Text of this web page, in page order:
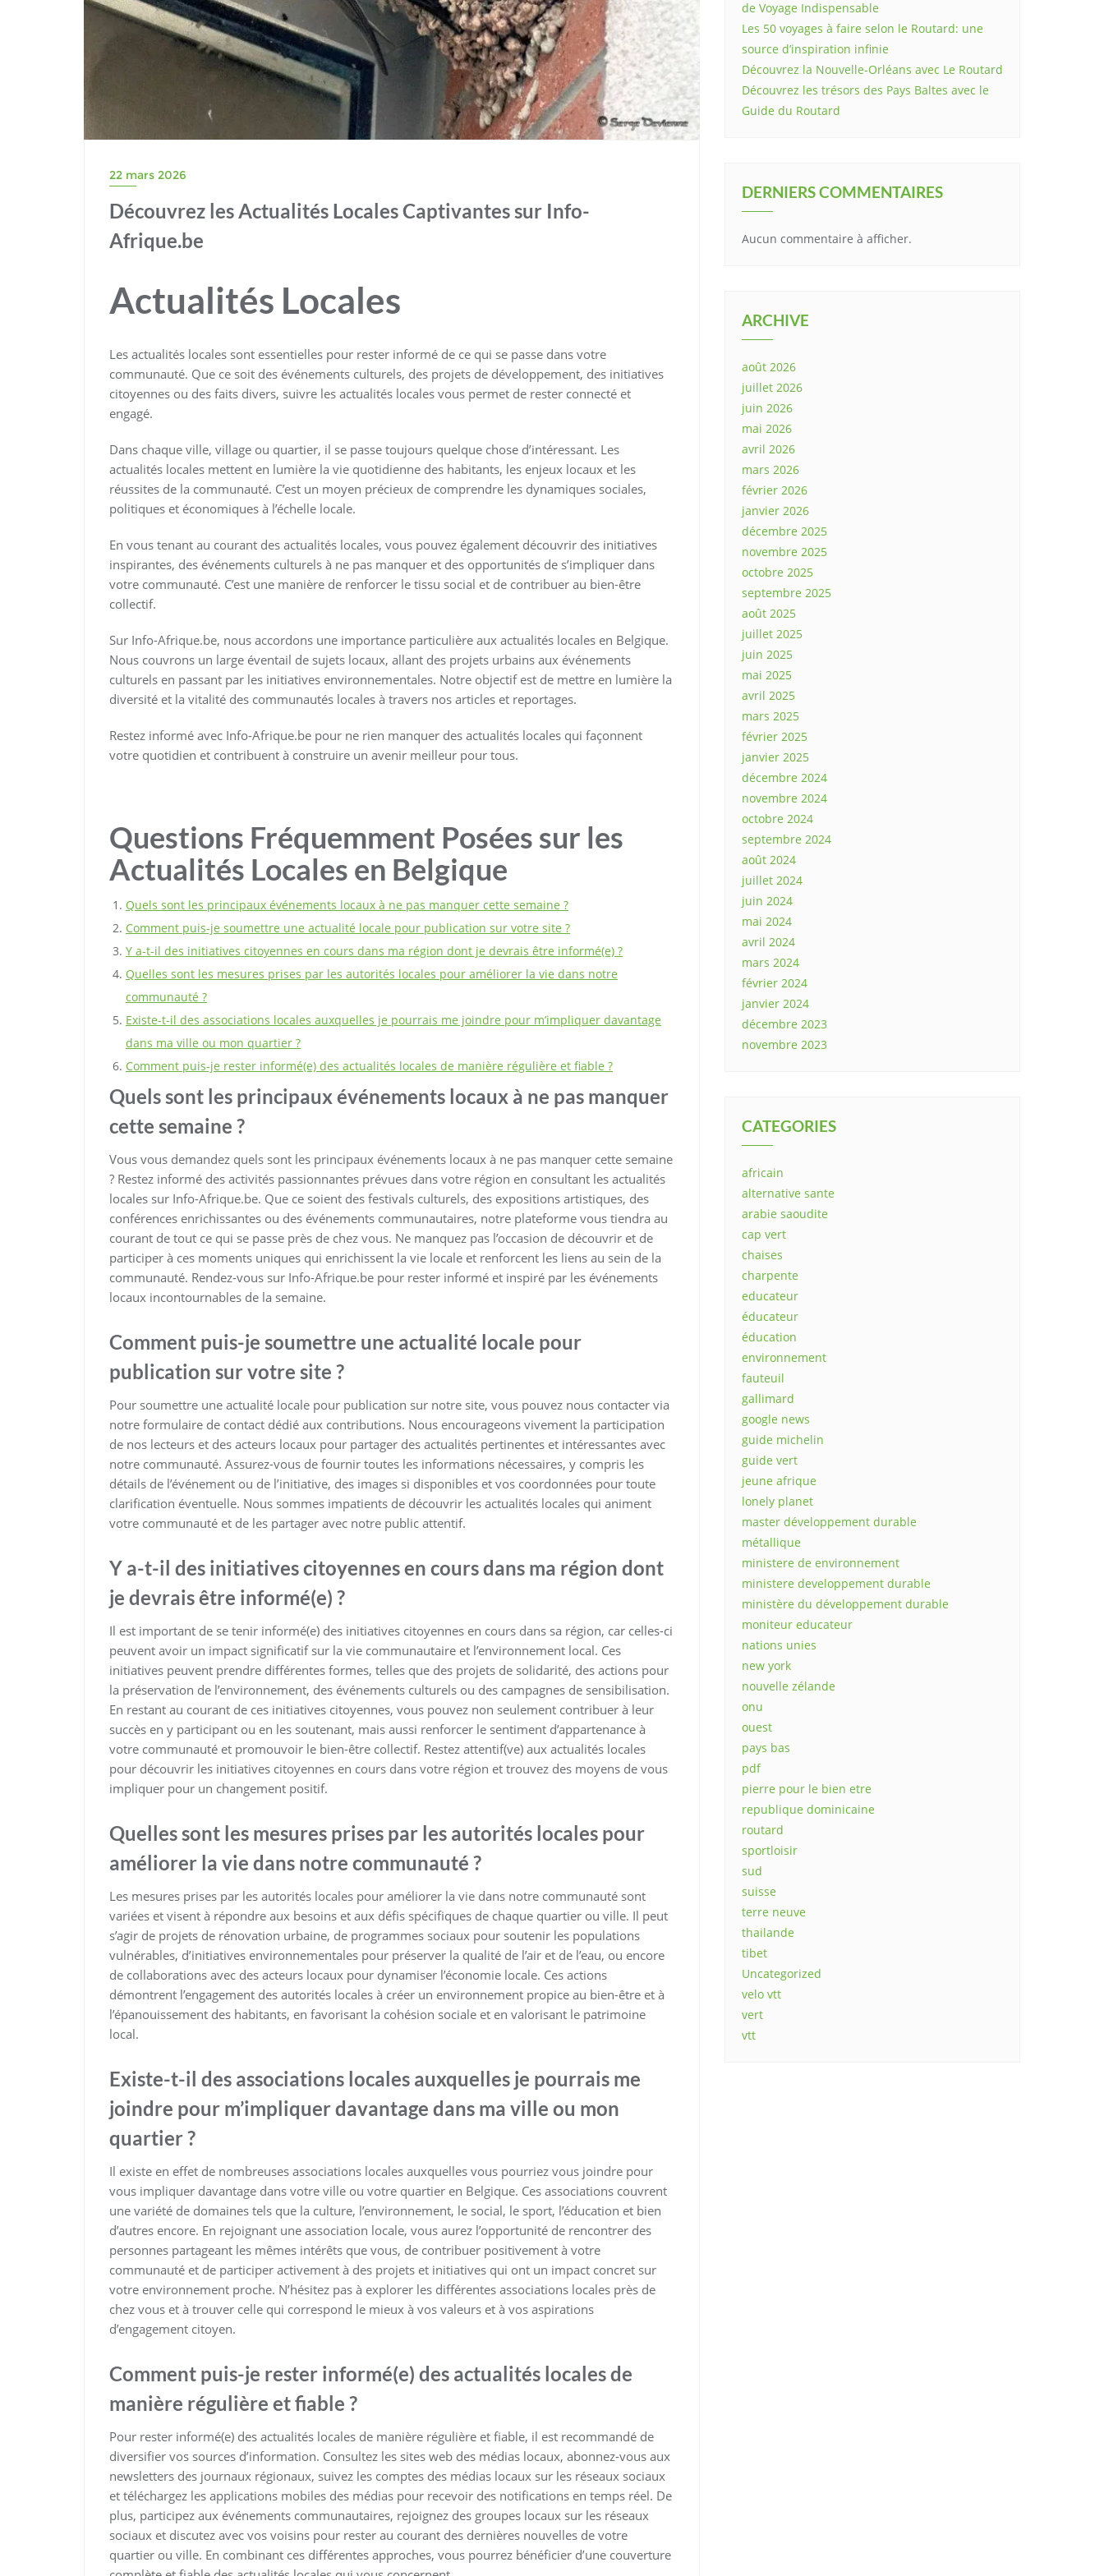
22 mars 2026
Découvrez les Actualités Locales Captivantes sur Info-
Afrique.be
Actualités Locales
Les actualités locales sont essentielles pour rester informé de ce qui se passe dans votre
communauté. Que ce soit des événements culturels, des projets de développement, des initiatives
citoyennes ou des faits divers, suivre les actualités locales vous permet de rester connecté et
engagé.
Dans chaque ville, village ou quartier, il se passe toujours quelque chose d’intéressant. Les
actualités locales mettent en lumière la vie quotidienne des habitants, les enjeux locaux et les
réussites de la communauté. C’est un moyen précieux de comprendre les dynamiques sociales,
politiques et économiques à l’échelle locale.
En vous tenant au courant des actualités locales, vous pouvez également découvrir des initiatives
inspirantes, des événements culturels à ne pas manquer et des opportunités de s’impliquer dans
votre communauté. C’est une manière de renforcer le tissu social et de contribuer au bien-être
collectif.
Sur Info-Afrique.be, nous accordons une importance particulière aux actualités locales en Belgique.
Nous couvrons un large éventail de sujets locaux, allant des projets urbains aux événements
culturels en passant par les initiatives environnementales. Notre objectif est de mettre en lumière la
diversité et la vitalité des communautés locales à travers nos articles et reportages.
Restez informé avec Info-Afrique.be pour ne rien manquer des actualités locales qui façonnent
votre quotidien et contribuent à construire un avenir meilleur pour tous.
Questions Fréquemment Posées sur les
Actualités Locales en Belgique
Quels sont les principaux événements locaux à ne pas manquer cette semaine ?
Comment puis-je soumettre une actualité locale pour publication sur votre site ?
Y a-t-il des initiatives citoyennes en cours dans ma région dont je devrais être informé(e) ?
Quelles sont les mesures prises par les autorités locales pour améliorer la vie dans notre
communauté ?
Existe-t-il des associations locales auxquelles je pourrais me joindre pour m’impliquer davantage
dans ma ville ou mon quartier ?
Comment puis-je rester informé(e) des actualités locales de manière régulière et fiable ?
Quels sont les principaux événements locaux à ne pas manquer
cette semaine ?
Vous vous demandez quels sont les principaux événements locaux à ne pas manquer cette semaine
? Restez informé des activités passionnantes prévues dans votre région en consultant les actualités
locales sur Info-Afrique.be. Que ce soient des festivals culturels, des expositions artistiques, des
conférences enrichissantes ou des événements communautaires, notre plateforme vous tiendra au
courant de tout ce qui se passe près de chez vous. Ne manquez pas l’occasion de découvrir et de
participer à ces moments uniques qui enrichissent la vie locale et renforcent les liens au sein de la
communauté. Rendez-vous sur Info-Afrique.be pour rester informé et inspiré par les événements
locaux incontournables de la semaine.
Comment puis-je soumettre une actualité locale pour
publication sur votre site ?
Pour soumettre une actualité locale pour publication sur notre site, vous pouvez nous contacter via
notre formulaire de contact dédié aux contributions. Nous encourageons vivement la participation
de nos lecteurs et des acteurs locaux pour partager des actualités pertinentes et intéressantes avec
notre communauté. Assurez-vous de fournir toutes les informations nécessaires, y compris les
détails de l’événement ou de l’initiative, des images si disponibles et vos coordonnées pour toute
clarification éventuelle. Nous sommes impatients de découvrir les actualités locales qui animent
votre communauté et de les partager avec notre public attentif.
Y a-t-il des initiatives citoyennes en cours dans ma région dont
je devrais être informé(e) ?
Il est important de se tenir informé(e) des initiatives citoyennes en cours dans sa région, car celles-ci
peuvent avoir un impact significatif sur la vie communautaire et l’environnement local. Ces
initiatives peuvent prendre différentes formes, telles que des projets de solidarité, des actions pour
la préservation de l’environnement, des événements culturels ou des campagnes de sensibilisation.
En restant au courant de ces initiatives citoyennes, vous pouvez non seulement contribuer à leur
succès en y participant ou en les soutenant, mais aussi renforcer le sentiment d’appartenance à
votre communauté et promouvoir le bien-être collectif. Restez attentif(ve) aux actualités locales
pour découvrir les initiatives citoyennes en cours dans votre région et trouvez des moyens de vous
impliquer pour un changement positif.
Quelles sont les mesures prises par les autorités locales pour
améliorer la vie dans notre communauté ?
Les mesures prises par les autorités locales pour améliorer la vie dans notre communauté sont
variées et visent à répondre aux besoins et aux défis spécifiques de chaque quartier ou ville. Il peut
s’agir de projets de rénovation urbaine, de programmes sociaux pour soutenir les populations
vulnérables, d’initiatives environnementales pour préserver la qualité de l’air et de l’eau, ou encore
de collaborations avec des acteurs locaux pour dynamiser l’économie locale. Ces actions
démontrent l’engagement des autorités locales à créer un environnement propice au bien-être et à
l’épanouissement des habitants, en favorisant la cohésion sociale et en valorisant le patrimoine
local.
Existe-t-il des associations locales auxquelles je pourrais me
joindre pour m’impliquer davantage dans ma ville ou mon
quartier ?
Il existe en effet de nombreuses associations locales auxquelles vous pourriez vous joindre pour
vous impliquer davantage dans votre ville ou votre quartier en Belgique. Ces associations couvrent
une variété de domaines tels que la culture, l’environnement, le social, le sport, l’éducation et bien
d’autres encore. En rejoignant une association locale, vous aurez l’opportunité de rencontrer des
personnes partageant les mêmes intérêts que vous, de contribuer positivement à votre
communauté et de participer activement à des projets et initiatives qui ont un impact concret sur
votre environnement proche. N’hésitez pas à explorer les différentes associations locales près de
chez vous et à trouver celle qui correspond le mieux à vos valeurs et à vos aspirations
d’engagement citoyen.
Comment puis-je rester informé(e) des actualités locales de
manière régulière et fiable ?
Pour rester informé(e) des actualités locales de manière régulière et fiable, il est recommandé de
diversifier vos sources d’information. Consultez les sites web des médias locaux, abonnez-vous aux
newsletters des journaux régionaux, suivez les comptes des médias locaux sur les réseaux sociaux
et téléchargez les applications mobiles des médias pour recevoir des notifications en temps réel. De
plus, participez aux événements communautaires, rejoignez des groupes locaux sur les réseaux
sociaux et discutez avec vos voisins pour rester au courant des dernières nouvelles de votre
quartier ou ville. En combinant ces différentes approches, vous pourrez bénéficier d’une couverture
de Voyage Indispensable
Les 50 voyages à faire selon le Routard: une
source d’inspiration infinie
Découvrez la Nouvelle-Orléans avec Le Routard
Découvrez les trésors des Pays Baltes avec le
Guide du Routard
DERNIERS COMMENTAIRES
Aucun commentaire à afficher.
ARCHIVE
août 2026
juillet 2026
juin 2026
mai 2026
avril 2026
mars 2026
février 2026
janvier 2026
décembre 2025
novembre 2025
octobre 2025
septembre 2025
août 2025
juillet 2025
juin 2025
mai 2025
avril 2025
mars 2025
février 2025
janvier 2025
décembre 2024
novembre 2024
octobre 2024
septembre 2024
août 2024
juillet 2024
juin 2024
mai 2024
avril 2024
mars 2024
février 2024
janvier 2024
décembre 2023
novembre 2023
CATEGORIES
africain
alternative sante
arabie saoudite
cap vert
chaises
charpente
educateur
éducateur
éducation
environnement
fauteuil
gallimard
google news
guide michelin
guide vert
jeune afrique
lonely planet
master développement durable
métallique
ministere de environnement
ministere developpement durable
ministère du développement durable
moniteur educateur
nations unies
new york
nouvelle zélande
onu
ouest
pays bas
pdf
pierre pour le bien etre
republique dominicaine
routard
sportloisir
sud
suisse
terre neuve
thailande
tibet
Uncategorized
velo vtt
vert
vtt